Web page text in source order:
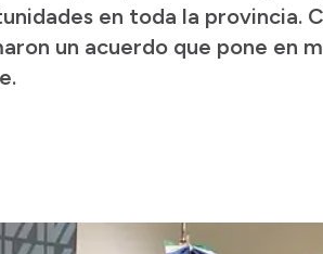
en toda la provincia.
un acuerdo que pone en